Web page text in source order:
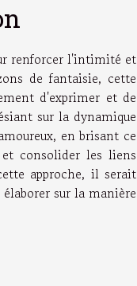
renforcer l'intimité et
de fantaisie, cette
d'exprimer et de
sur la dynamique
en brisant ce
consolider les liens
approche, il serait
sur la manière